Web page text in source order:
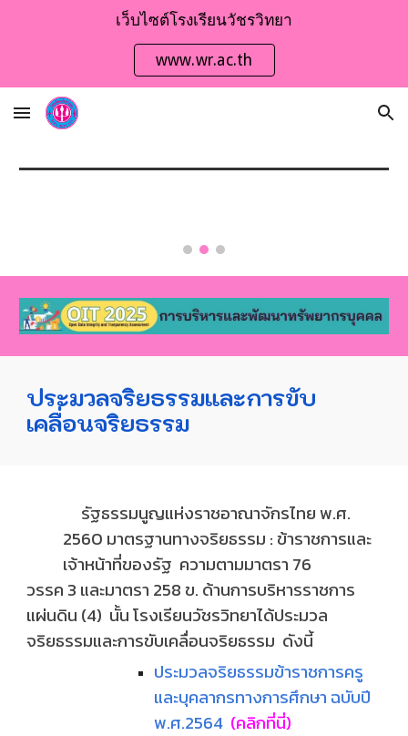
เว็บไซต์โรงเรียนวัชรวิทยา
www.wr.ac.th
ประมวลจริยธรรมและการขับ
เคลื่อนจริยธรรม
รัฐธรรมนูญแห่งราชอาณาจักรไทย พ.ศ.
2560 มาตรฐานทางจริยธรรม : ข้าราชการและ
เจ้าหน้าที่ของรัฐ ความตามมาตรา 76
วรรค 3 และมาตรา 258 ข. ด้านการบริหารราชการ
แผ่นดิน (4) นั้น โรงเรียนวัชรวิทยาได้ประมวล
จริยธรรมและการขับเคลื่อนจริยธรรม ดังนี้
ประมวลจริยธรรมข้าราชการครู
และบุคลากรทางการศึกษา ฉบับปี
พ.ศ.2564 (คลิกที่นี่)